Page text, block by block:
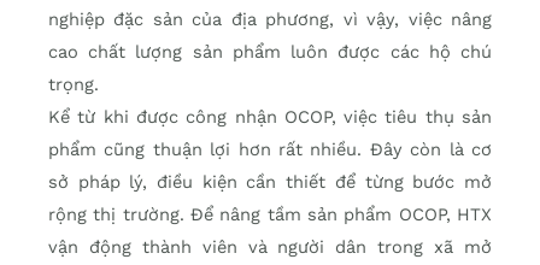
nghiệp đặc sản của địa phương, vì vậy, việc nâng
cao chất lượng sản phẩm luôn được các hộ chú
trọng.
Kể từ khi được công nhận OCOP, việc tiêu thụ sản
phẩm cũng thuận lợi hơn rất nhiều. Đây còn là cơ
sở pháp lý, điều kiện cần thiết để từng bước mở
rộng thị trường. Để nâng tầm sản phẩm OCOP, HTX
vận động thành viên và người dân trong xã mở